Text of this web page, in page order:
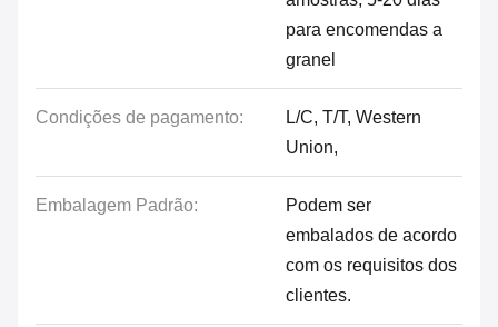
para encomendas a
granel
Condições de pagamento:
L/C, T/T, Western
Union,
Embalagem Padrão:
Podem ser
embalados de acordo
com os requisitos dos
clientes.